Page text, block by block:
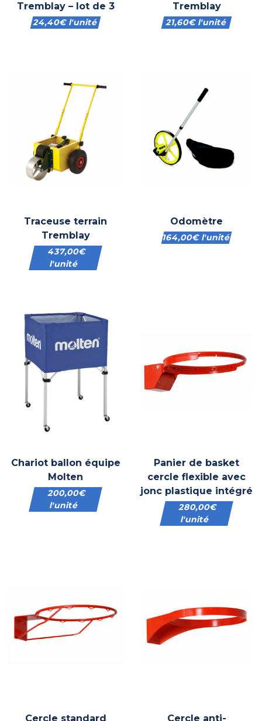
Tremblay – lot de 3
24,40€l'unité
Tremblay
21,60€l'unité
Traceuse terrain
Tremblay
437,00€
l'unité
Odomètre
164,00€l'unité
Chariot ballon équipe
Molten
200,00€
l'unité
Panier de basket
cercle flexible avec
jonc plastique intégré
280,00€
l'unité
Cercle standard
Cercle anti-